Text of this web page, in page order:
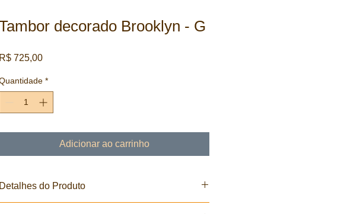
decorado Brooklyn - G
R$ 725,00Preço
*
Adicionar ao carrinho
Detalhes do Produto